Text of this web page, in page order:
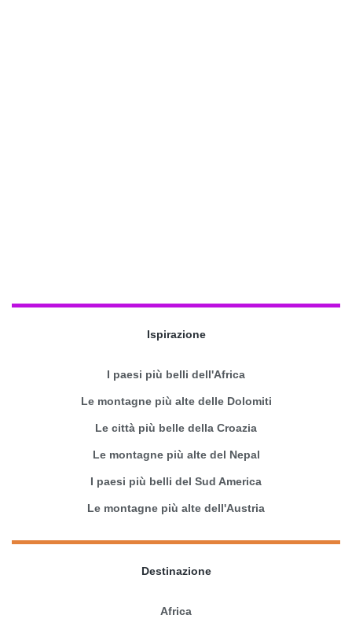
Ispirazione
I paesi più belli dell'Africa
Le montagne più alte delle Dolomiti
Le città più belle della Croazia
Le montagne più alte del Nepal
I paesi più belli del Sud America
Le montagne più alte dell'Austria
Destinazione
Africa